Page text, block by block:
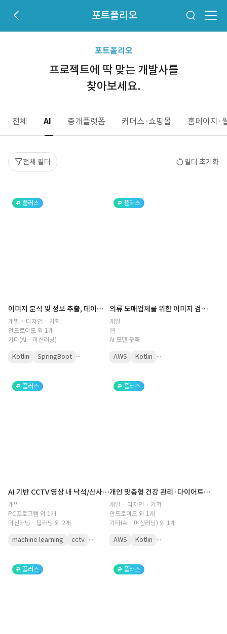
포트폴리오
포트폴리오
프로젝트에 딱 맞는 개발사를
찾아보세요.
전체 AI 중개플랫폼 커머스·쇼핑몰 홈페이지·
전체 필터 필터 초기화
플러스
이미지 분석 및 정보 추출, 데이터 자동 입력 AI
개발 · 디자인 · 기획
안드로이드 외 1개
기타(AIㆍ머신러닝)
Kotlin SpringBoot ...
플러스
의류 도매업체를 위한 이미지 검색 AI
개발
웹
AI 모델 구축
AWS Kotlin ...
플러스
AI 기반 CCTV 영상 내 낙석/산사태 감지 프로그램 개발
개발
PC프로그램 외 1개
머신러닝ㆍ딥러닝 외 2개
machine learning cctv ...
플러스
개인 맞춤형 건강 관리·다이어트 코칭 챗봇
개발 · 디자인 · 기획
안드로이드 외 1개
기타(AIㆍ머신러닝) 외 1개
AWS Kotlin ...
플러스 플러스